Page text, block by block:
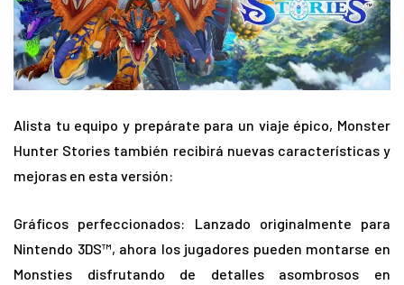
Alista tu equipo y prepárate para un viaje épico, Monster
Hunter Stories también recibirá nuevas características y
mejoras en esta versión:
Gráficos perfeccionados: Lanzado originalmente para
Nintendo 3DS™, ahora los jugadores pueden montarse en
Monsties disfrutando de detalles asombrosos en